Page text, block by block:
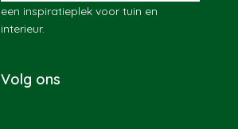
een inspiratieplek voor tuin en
interieur.
Volg ons